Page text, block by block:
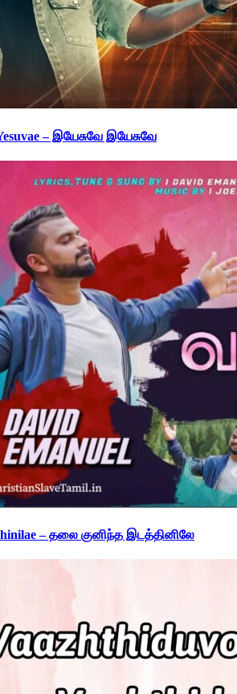
– இயேசுவே இயேசுவே
– தலை குனிந்த இடத்தினிலே